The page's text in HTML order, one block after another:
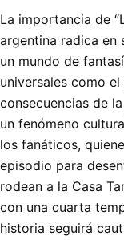
La importancia de
argentina radica en
un mundo de
universales como
consecuencias de
un fenómeno
los fanáticos,
episodio para
rodean a la Casa
con una cuarta
historia seguirá